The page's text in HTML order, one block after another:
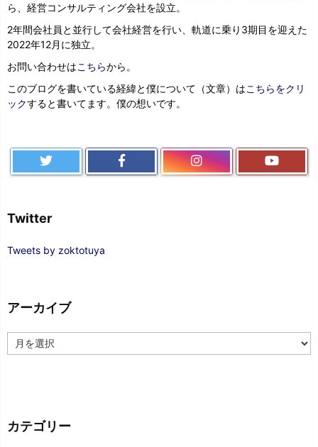
ら、経営コンサルティング会社を設立。
2年間会社員と並行して会社経営を行い、軌道に乗り3期目を迎えた
2022年12月に独立。
お問い合わせはこちらから。
このブログを書いている経緯と僕について（文章）はこちらをクリ
ックすると書いてます。僕の想いです。
Twitter
Tweets by zoktotuya
アーカイブ
ー
カテゴリー